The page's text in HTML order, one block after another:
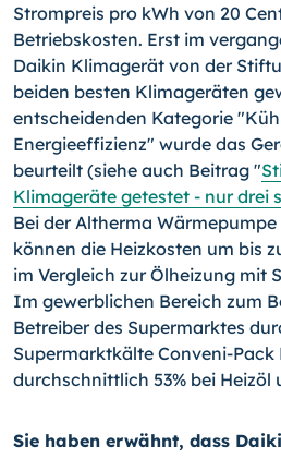
Strompreis pro kWh von 20
Betriebskosten. Erst im
Daikin Klimagerät von der
beiden besten Klimageräten
entscheidenden Kategorie
Energieeffizienz" wurde das
beurteilt (siehe auch Beitrag "
Klimageräte getestet - nur drei
Bei der Altherma
können die Heizkosten um bis
im Vergleich zur Ölheizung mit
Im gewerblichen Bereich zum
Betreiber des Supermarktes
Supermarktkälte Conveni-Pack
durchschnittlich 53% bei Heizöl
Sie haben erwähnt, dass